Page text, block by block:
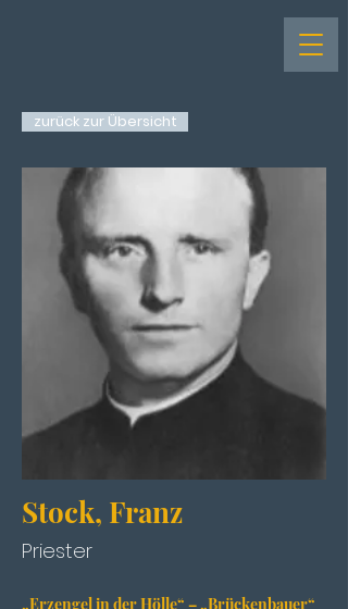
zurück zur Übersicht
Stock, Franz
Priester
„Erzengel in der Hölle“ – „Brückenbauer“